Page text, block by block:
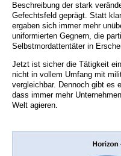
Beschreibung der stark
Gefechtsfeld geprägt. Statt
ergaben sich immer mehr
uniformierten Gegnern, die
Selbstmordattentäter in
Jetzt ist sicher die Tätigkeit
nicht in vollem Umfang mit
vergleichbar. Dennoch gibt es
dass immer mehr
Welt agieren.